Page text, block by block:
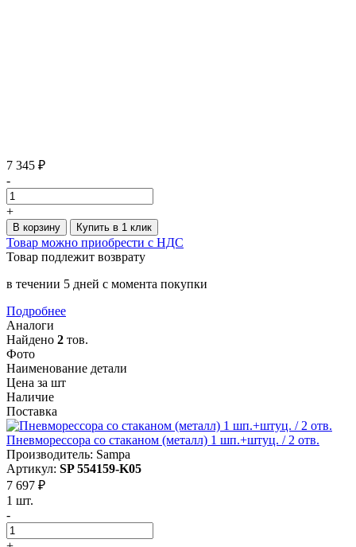
7 345 ₽
-
+
В корзину Купить в 1 клик
Товар можно приобрести с НДС
Товар подлежит возврату
в течении 5 дней с момента покупки
Подробнее
Аналоги
Найдено 2 тов.
Фото
Наименование детали
Цена за шт
Наличие
Поставка
Пневморессора со стаканом (металл) 1 шп.+штуц. / 2 отв.
Производитель: Sampa
Артикул: SP 554159-K05
7 697 ₽
1 шт.
-